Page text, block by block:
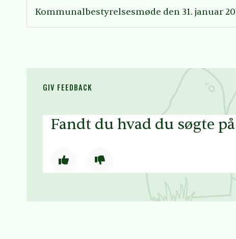
Kommunalbestyrelsesmøde den 31. januar
GIV FEEDBACK
Fandt du hvad du søgte